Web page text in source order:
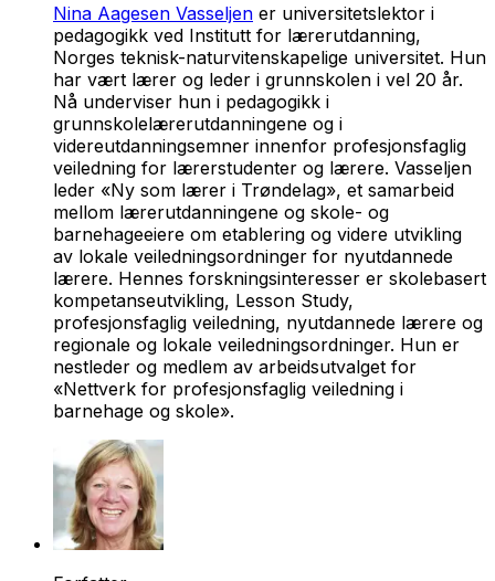
Nina Aagesen Vasseljen er universitetslektor i
pedagogikk ved Institutt for lærerutdanning,
Norges teknisk-naturvitenskapelige universitet. Hun
har vært lærer og leder i grunnskolen i vel 20 år.
Nå underviser hun i pedagogikk i
grunnskolelærerutdanningene og i
videreutdanningsemner innenfor profesjonsfaglig
veiledning for lærerstudenter og lærere. Vasseljen
leder «Ny som lærer i Trøndelag», et samarbeid
mellom lærerutdanningene og skole- og
barnehageeiere om etablering og videre utvikling
av lokale veiledningsordninger for nyutdannede
lærere. Hennes forskningsinteresser er skolebasert
kompetanseutvikling, Lesson Study,
profesjonsfaglig veiledning, nyutdannede lærere og
regionale og lokale veiledningsordninger. Hun er
nestleder og medlem av arbeidsutvalget for
«Nettverk for profesjonsfaglig veiledning i
barnehage og skole».